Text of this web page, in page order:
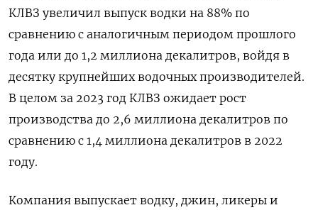
КЛВЗ увеличил выпуск водки на 88% по
сравнению с аналогичным периодом прошлого
года или до 1,2 миллиона декалитров, войдя в
десятку крупнейших водочных производителей.
В целом за 2023 год КЛВЗ ожидает рост
производства до 2,6 миллиона декалитров по
сравнению с 1,4 миллиона декалитров в 2022
году.
Компания выпускает водку, джин, ликеры и